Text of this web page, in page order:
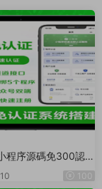
程序源碼免300認證
率申請商戶通商戶
100